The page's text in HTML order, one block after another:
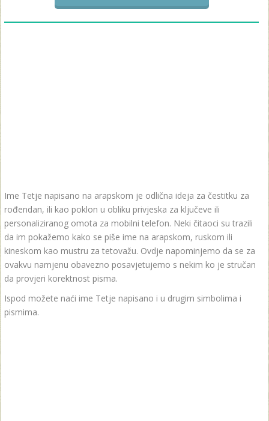
Ime Tetje napisano na arapskom je odlična ideja za čestitku za
rođendan, ili kao poklon u obliku privjeska za ključeve ili
personaliziranog omota za mobilni telefon. Neki čitaoci su trazili
da im pokažemo kako se piše ime na arapskom, ruskom ili
kineskom kao mustru za tetovažu. Ovdje napominjemo da se za
ovakvu namjenu obavezno posavjetujemo s nekim ko je stručan
da provjeri korektnost pisma.
Ispod možete naći ime Tetje napisano i u drugim simbolima i
pismima.